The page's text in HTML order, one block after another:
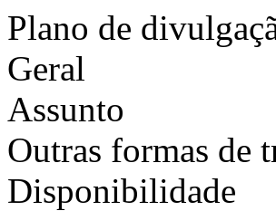
Plano de
Geral
Assunto
Outras formas de
Disponibilidade